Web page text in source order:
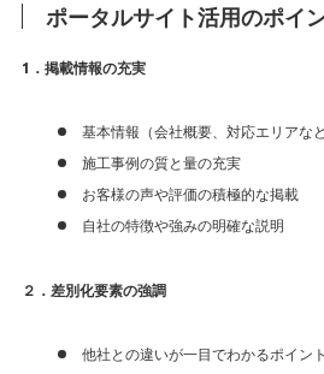
ポータルサイト活用のポイ
1．掲載情報の充実
基本情報（会社概要、対応エリアな
施工事例の質と量の充実
お客様の声や評価の積極的な掲載
自社の特徴や強みの明確な説明
２．差別化要素の強調
他社との違いが一目でわかるポイン